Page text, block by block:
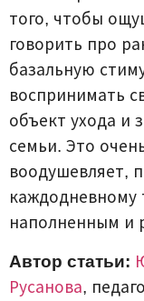
того, чтобы
говорить про
базальную
воспринимать
объект ухода и
семьи. Это
воодушевляет,
каждодневному
наполненным и
Автор статьи:
Русанова,